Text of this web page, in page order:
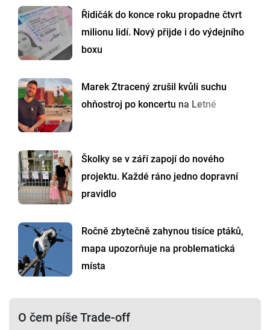
Řidičák do konce roku propadne čtvrt
milionu lidí. Nový přijde i do výdejního
boxu
Marek Ztracený zrušil kvůli suchu
ohňostroj po koncertu na Letné
Školky se v září zapojí do nového
projektu. Každé ráno jedno dopravní
pravidlo
Ročně zbytečně zahynou tisíce ptáků,
mapa upozorňuje na problematická
místa
O čem píše Trade-off